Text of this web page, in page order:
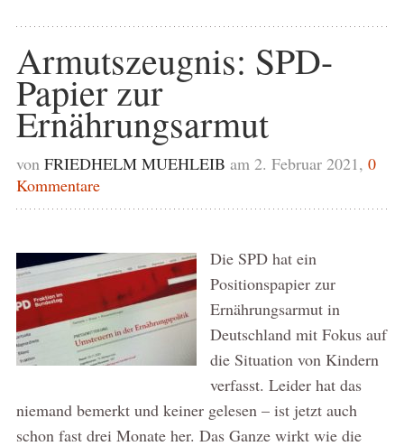
Armutszeugnis: SPD-
Papier zur
Ernährungsarmut
von FRIEDHELM MUEHLEIB am 2. Februar 2021, 0
Kommentare
Die SPD hat ein
Positionspapier zur
Ernährungsarmut in
Deutschland mit Fokus auf
die Situation von Kindern
verfasst. Leider hat das
niemand bemerkt und keiner gelesen – ist jetzt auch
schon fast drei Monate her. Das Ganze wirkt wie die